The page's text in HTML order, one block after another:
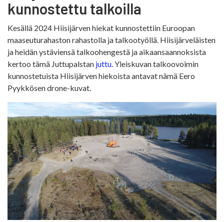
kunnostettu talkoilla
Kesällä 2024 Hiisijärven hiekat kunnostettiin Euroopan
maaseuturahaston rahastolla ja talkootyöllä. Hiisijärveläisten
ja heidän ystäviensä talkoohengestä ja aikaansaannoksista
kertoo tämä Juttupalstan juttu. Yleiskuvan talkoovoimin
kunnostetuista Hiisijärven hiekoista antavat nämä Eero
Pyykkösen drone-kuvat.